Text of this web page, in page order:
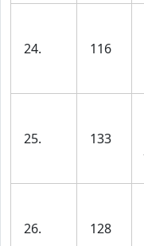
24. 116
25. 133
26. 128